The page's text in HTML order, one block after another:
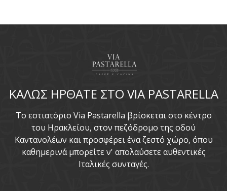
ΚΑΛΩΣ ΗΡΘΑΤΕ ΣΤΟ VIA PASTARELLA
To εστιατόριο Via Pastarella βρίσκεται στο κέντρο
του Ηρακλείου, στον πεζόδρομο της οδού
Καντανολέων και προσφέρει ένα ζεστό χώρο, όπου
καθημερινά μπορείτε ν' απολαύσετε αυθεντικές
Ιταλικές συνταγές.